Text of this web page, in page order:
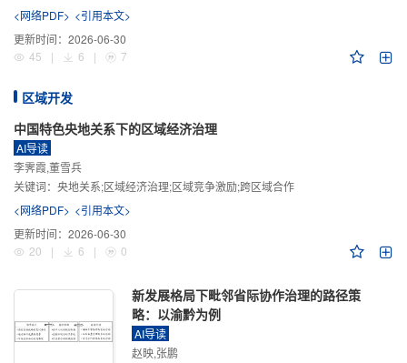
<网络PDF> <引用本文>
更新时间： 2026-06-30
45
| 6 | 7
区域开发
中国特色央地关系下的区域经济治理
AI导读
李霁霞,董雪兵
关键词： 央地关系;区域经济治理;区域竞争激励;跨区域合作
<网络PDF> <引用本文>
更新时间： 2026-06-30
20
| 6 | 0
新发展格局下毗邻省际协作治理的路径策
略：以渝黔为例
AI导读
赵映,张鹏